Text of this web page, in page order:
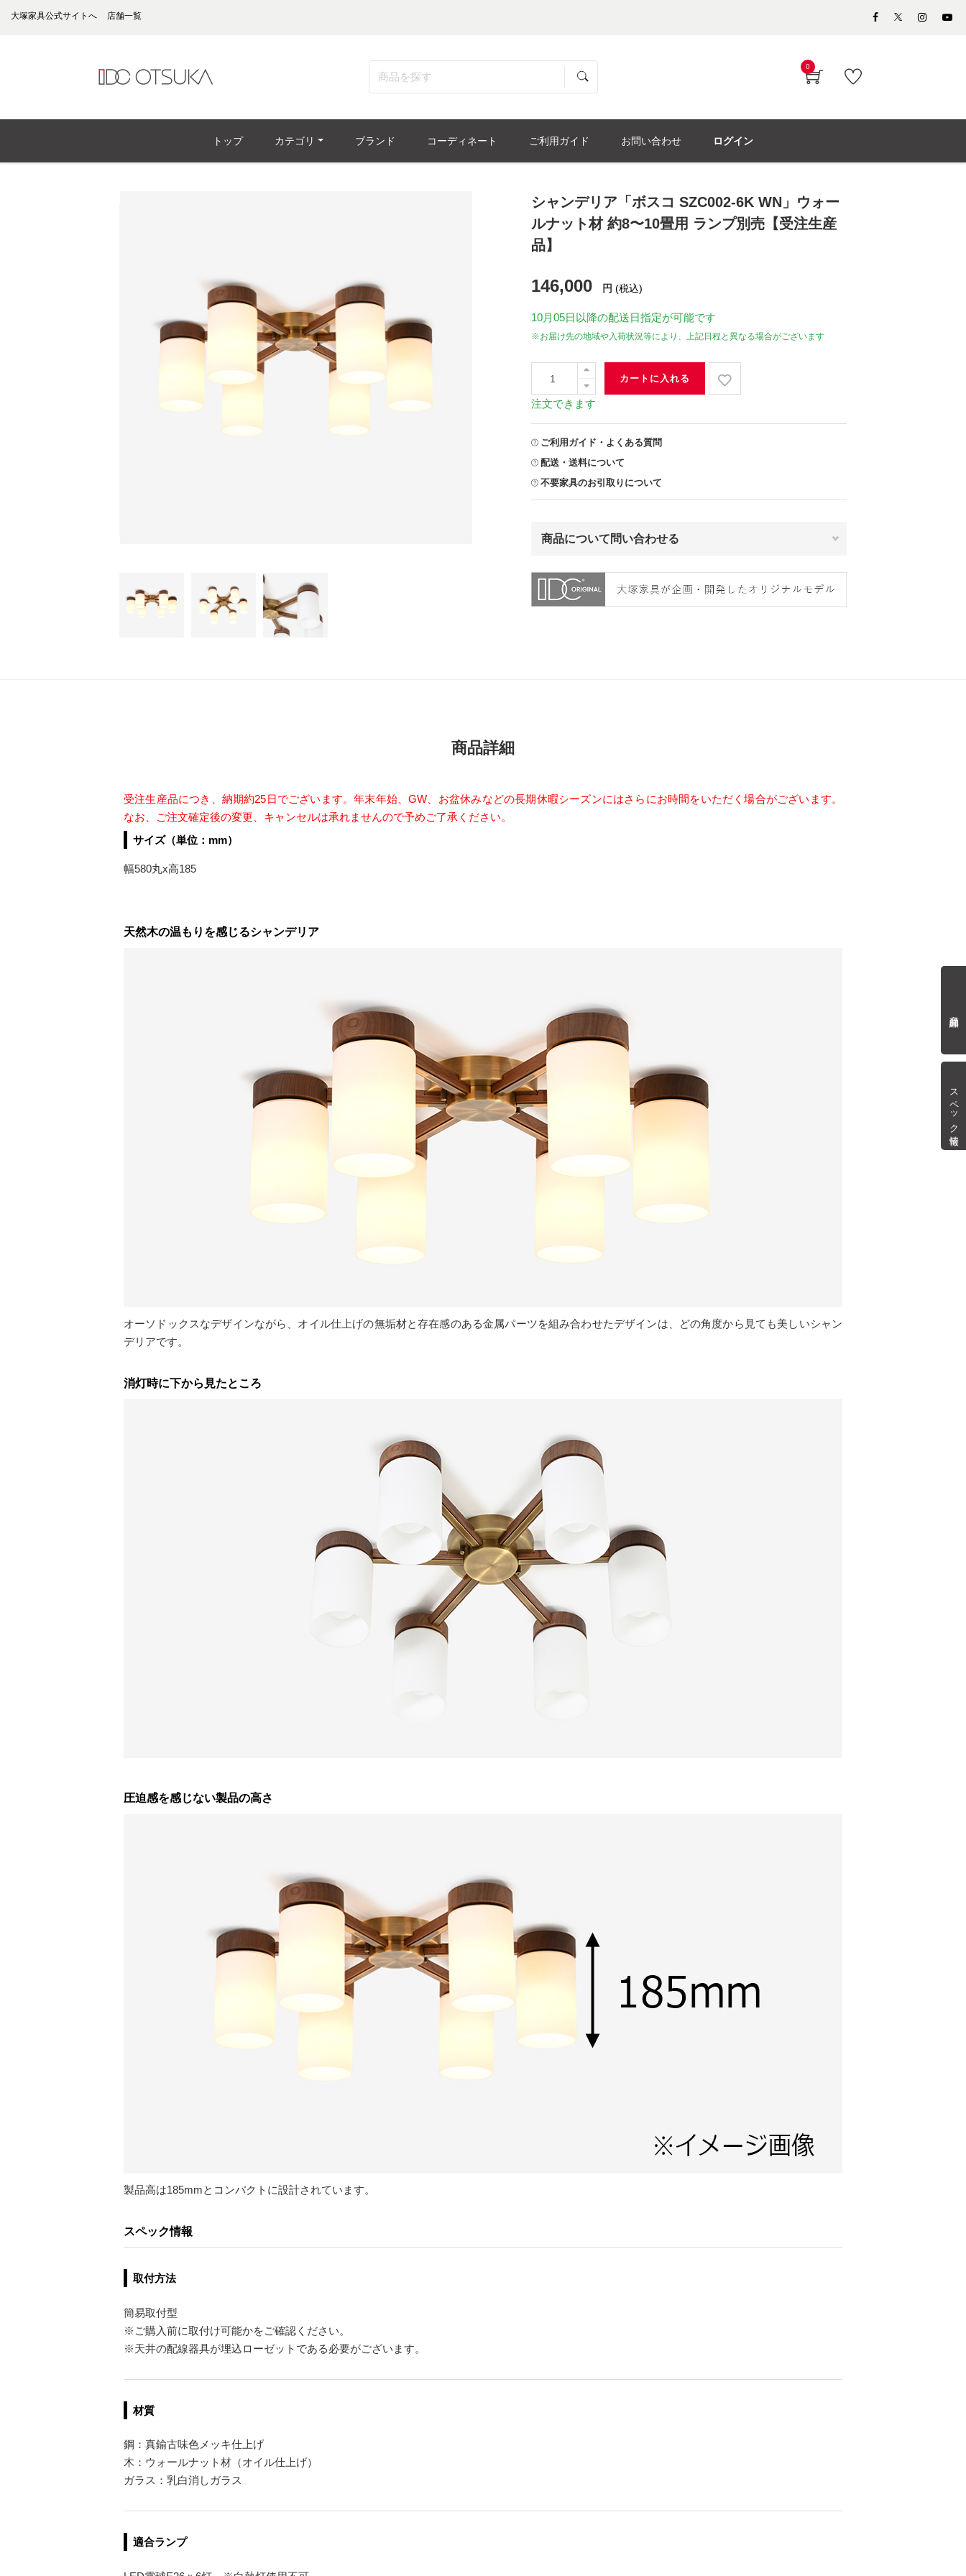
スペック情報
大塚家具公式サイトへ 店舗一覧
0
トップ カテゴリ ブランド コーディネート ご利用ガイド お問い合わせ ログイン
シャンデリア「ボスコ SZC002-6K WN」ウォー
ルナット材 約8〜10畳用 ランプ別売【受注生産
品】
146,000 円 (税込)
10月05日 以降の配送日指定が可能です
※お届け先の地域や入荷状況等により、上記日程と異なる場合がございます
カートに入れる
注文できます
ご利用ガイド・よくある質問
配送・送料について
不要家具のお引取りについて
商品について問い合わせる
商品詳細
受注生産品につき、納期約25日でございます。年末年始、GW、お盆休みなどの長期休暇シーズンにはさらにお時間をいただく場合がございます。
なお、ご注文確定後の変更、キャンセルは承れませんので予めご了承ください。
サイズ（単位：mm）
幅580丸x高185
天然木の温もりを感じるシャンデリア
オーソドックスなデザインながら、オイル仕上げの無垢材と存在感のある金属パーツを組み合わせたデザインは、どの角度から見ても美しいシャン
デリアです。
消灯時に下から見たところ
圧迫感を感じない製品の高さ
製品高は185mmとコンパクトに設計されています。
スペック情報
取付方法
簡易取付型
※ご購入前に取付け可能かをご確認ください。
※天井の配線器具が埋込ローゼットである必要がございます。
材質
鋼：真鍮古味色メッキ仕上げ
木：ウォールナット材（オイル仕上げ）
ガラス：乳白消しガラス
適合ランプ